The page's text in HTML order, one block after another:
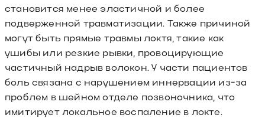
становится менее эластичной и более
подверженной травматизации. Также причиной
могут быть прямые травмы локтя, такие как
ушибы или резкие рывки, провоцирующие
частичный надрыв волокон. У части пациентов
боль связана с нарушением иннервации из-за
проблем в шейном отделе позвоночника, что
имитирует локальное воспаление в локте.